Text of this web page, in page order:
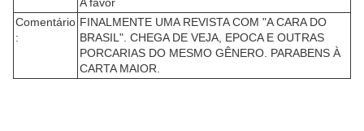
Comentário
:
FINALMENTE UMA REVISTA COM "A CARA DO
BRASIL". CHEGA DE VEJA, EPOCA E OUTRAS
PORCARIAS DO MESMO GÊNERO. PARABENS À
CARTA MAIOR.